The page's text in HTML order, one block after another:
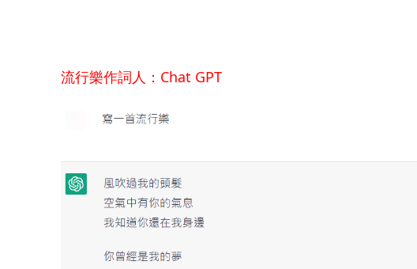
流行樂作詞人：Chat GPT